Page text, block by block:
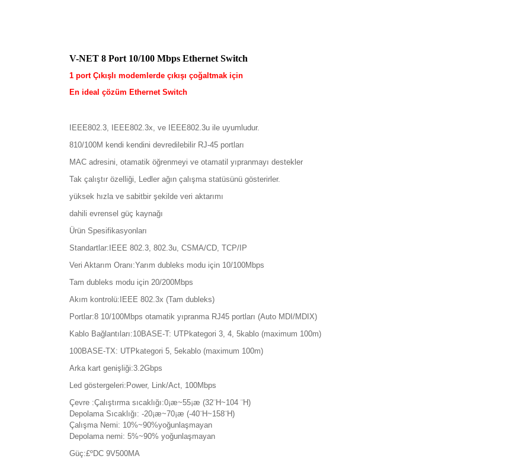
V-NET 8 Port 10/100 Mbps Ethernet Switch
1 port Çıkışlı modemlerde çıkışı çoğaltmak için
En ideal çözüm Ethernet Switch
IEEE802.3, IEEE802.3x, ve IEEE802.3u ile uyumludur.
810/100M kendi kendini devredilebilir RJ-45 portları
MAC adresini, otamatik öğrenmeyi ve otamatil yıpranmayı destekler
Tak çalıştır özelliği, Ledler ağın çalışma statüsünü gösterirler.
yüksek hızla ve sabitbir şekilde veri aktarımı
dahili evrensel güç kaynağı
Ürün Spesifikasyonları
Standartlar:IEEE 802.3, 802.3u, CSMA/CD, TCP/IP
Veri Aktarım Oranı:Yarım dubleks modu için 10/100Mbps
Tam dubleks modu için 20/200Mbps
Akım kontrolü:IEEE 802.3x (Tam dubleks)
Portlar:8 10/100Mbps otamatik yıpranma RJ45 portları (Auto MDI/MDIX)
Kablo Bağlantıları:10BASE-T: UTPkategori 3, 4, 5kablo (maximum 100m)
100BASE-TX: UTPkategori 5, 5ekablo (maximum 100m)
Arka kart genişliği:3.2Gbps
Led göstergeleri:Power, Link/Act, 100Mbps
Çevre :Çalıştırma sıcaklığı:0¡æ~55¡æ (32¨H~104 ¨H)
Depolama Sıcaklığı: -20¡æ~70¡æ (-40¨H~158¨H)
Çalışma Nemi: 10%~90%yoğunlaşmayan
Depolama nemi: 5%~90% yoğunlaşmayan
Güç:£ºDC 9V500MA